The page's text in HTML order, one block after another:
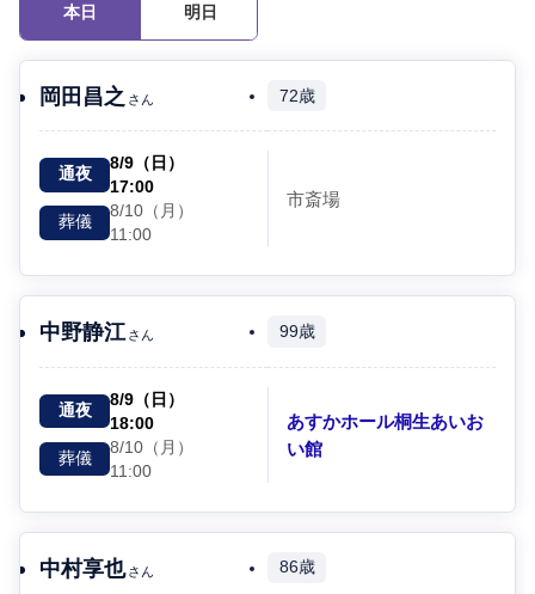
本日 明日
岡田昌之 さん 72歳
通夜
8/9（日）
17:00
葬儀
8/10（月）
11:00
市斎場
中野静江 さん 99歳
通夜
8/9（日）
18:00
葬儀
8/10（月）
11:00
あすかホール桐生あいお
い館
中村享也 さん 86歳